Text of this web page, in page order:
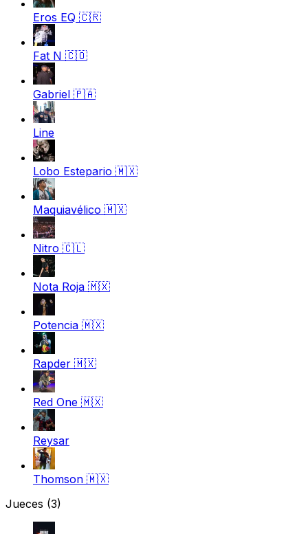
Eros EQ 🇨🇷
Fat N 🇨🇴
Gabriel 🇵🇦
Line
Lobo Estepario 🇲🇽
Maquiavélico 🇲🇽
Nitro 🇨🇱
Nota Roja 🇲🇽
Potencia 🇲🇽
Rapder 🇲🇽
Red One 🇲🇽
Reysar
Thomson 🇲🇽
Jueces (3)